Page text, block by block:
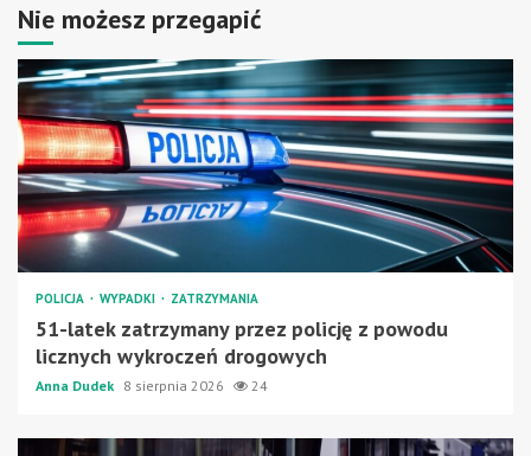
Nie możesz przegapić
POLICJA WYPADKI ZATRZYMANIA
51-latek zatrzymany przez policję z powodu
licznych wykroczeń drogowych
Anna Dudek 8 sierpnia 2026 24